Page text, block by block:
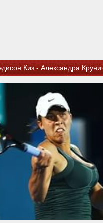
Киз - Александра
Classic 2015, Стэнфорд